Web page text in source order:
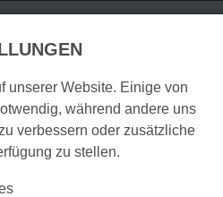
unserer Website. Einige von
während andere uns
verbessern oder zusätzliche
zu stellen.